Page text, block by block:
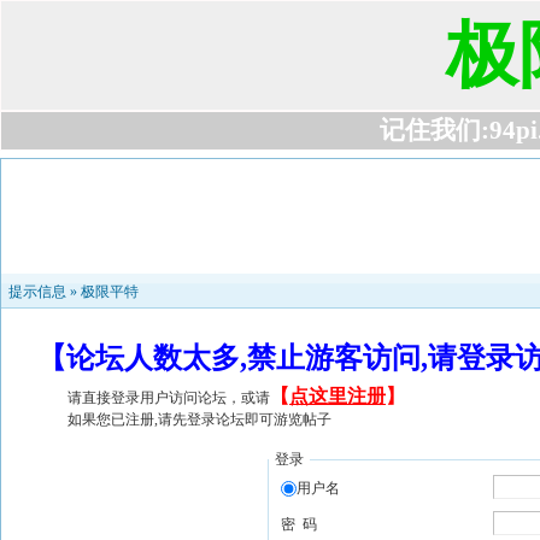
极
记住我们
提示信息 » 极限平特
【论坛人数太多,禁止游客访问,请登
请直接登录用户访问论坛，或请 【 点这里注册】
如果您已注册,请先登录论坛即可游览帖子
登录
用户名
密 码